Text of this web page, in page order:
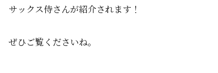
サックス侍さんが紹介されます！
ぜひご覧くださいね。